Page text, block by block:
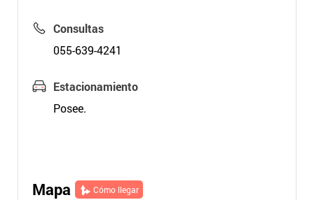
Consultas
055-639-4241
Estacionamiento
Posee.
Mapa Cómo llegar